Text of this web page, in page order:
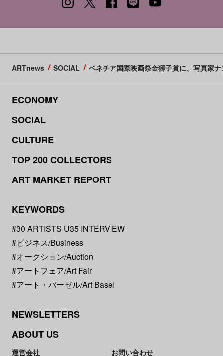
ARTnews SOCIAL ベネチア国際映画祭金獅子賞に、写真家
ECONOMY
SOCIAL
CULTURE
TOP 200 COLLECTORS
ART MARKET REPORT
KEYWORDS
#30 ARTISTS U35 INTERVIEW
#ビジネス/Business
#オークション/Auction
#アートフェア/Art Fair
#アート・バーゼル/Art Basel
NEWSLETTERS
ABOUT US
運営会社 お問い合わせ